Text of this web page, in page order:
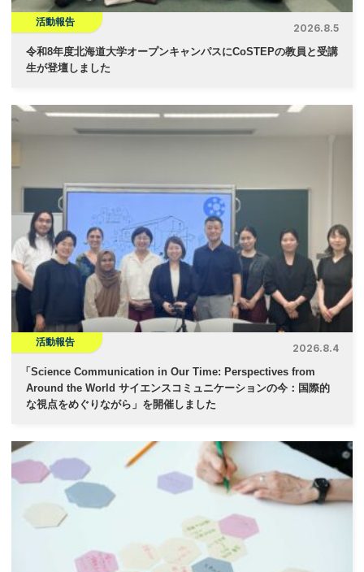
活動報告
2026.8.5
令和8年度北海道大学オープンキャンパスにCoSTEPの教員と受講
生が登壇しました
活動報告
2026.8.4
「 Science Communication in Our Time: Perspectives from
Around the World サイエンスコミュニケーションの今：国際的
な視点をめぐりながら」を開催しました